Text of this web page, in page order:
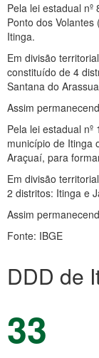
Pela lei estadual
Ponto dos
Itinga.
Em divisão
constituído de 4
Santana do
Assim
Pela lei estadual
município de Itinga
Araçuaí, para
Em divisão
2 distritos: Itinga e
Assim
Fonte: IBGE
DDD de
33